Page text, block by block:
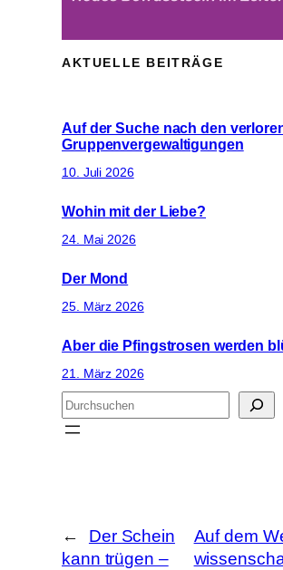
AKTUELLE BEITRÄGE
Auf der Suche nach den
Gruppenvergewaltigungen
10. Juli 2026
Wohin mit der Liebe?
24. Mai 2026
Der Mond
25. März 2026
Aber die Pfingstrosen werden
21. März 2026
S
u
←
Der Schein
kann trügen –
Auf dem